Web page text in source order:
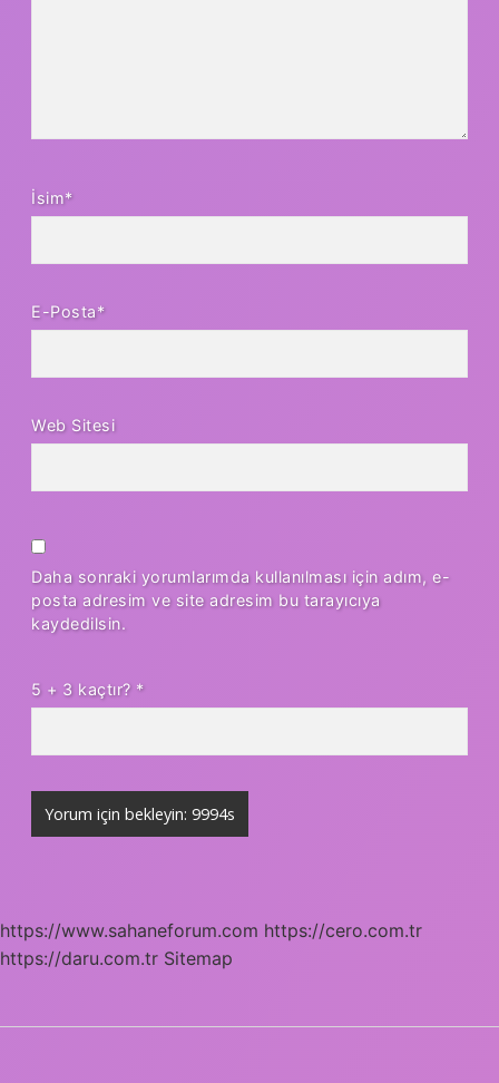
İsim*
E-Posta*
Web Sitesi
Daha sonraki yorumlarımda kullanılması için adım, e-
posta adresim ve site adresim bu tarayıcıya
kaydedilsin.
5 + 3 kaçtır? *
https://www.sahaneforum.com https://cero.com.tr
https://daru.com.tr Sitemap